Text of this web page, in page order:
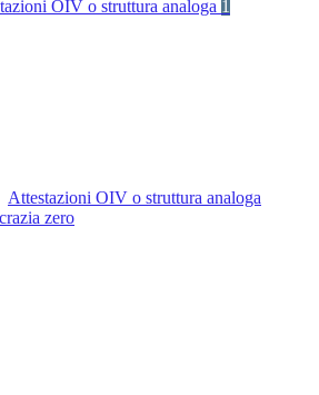
OIV o struttura analoga 1
Attestazioni OIV o struttura analoga
zero